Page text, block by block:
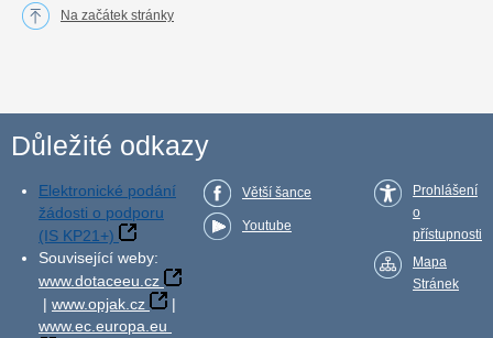
Na začátek stránky
Důležité odkazy
Elektronické podání
žádosti o podporu
(IS KP21+)
Související weby:
www.dotaceeu.cz
| www.opjak.cz
|
www.ec.europa.eu
Větší šance
Youtube
Prohlášení
o
přístupnosti
Mapa
Stránek